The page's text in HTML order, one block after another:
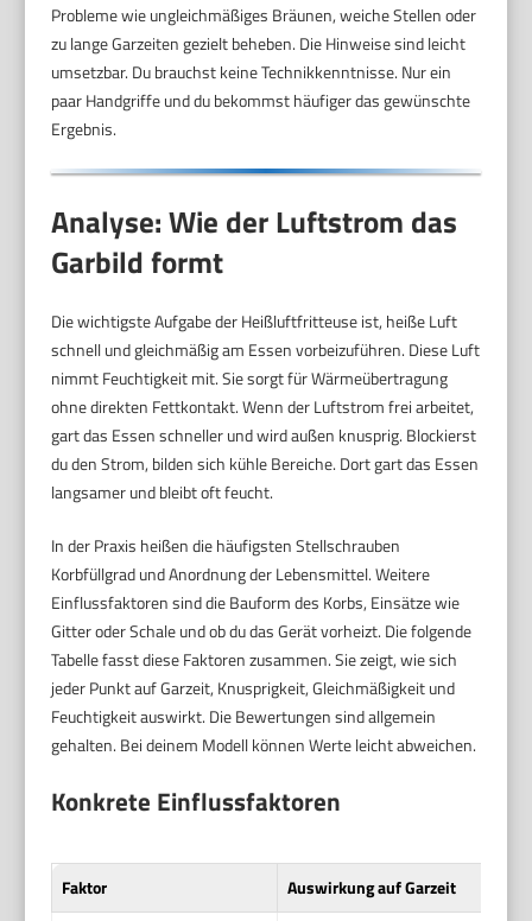
Probleme wie ungleichmäßiges Bräunen, weiche Stellen oder
zu lange Garzeiten gezielt beheben. Die Hinweise sind leicht
umsetzbar. Du brauchst keine Technikkenntnisse. Nur ein
paar Handgriffe und du bekommst häufiger das gewünschte
Ergebnis.
Analyse: Wie der Luftstrom das
Garbild formt
Die wichtigste Aufgabe der Heißluftfritteuse ist, heiße Luft
schnell und gleichmäßig am Essen vorbeizuführen. Diese Luft
nimmt Feuchtigkeit mit. Sie sorgt für Wärmeübertragung
ohne direkten Fettkontakt. Wenn der Luftstrom frei arbeitet,
gart das Essen schneller und wird außen knusprig. Blockierst
du den Strom, bilden sich kühle Bereiche. Dort gart das Essen
langsamer und bleibt oft feucht.
In der Praxis heißen die häufigsten Stellschrauben
Korbfüllgrad und Anordnung der Lebensmittel. Weitere
Einflussfaktoren sind die Bauform des Korbs, Einsätze wie
Gitter oder Schale und ob du das Gerät vorheizt. Die folgende
Tabelle fasst diese Faktoren zusammen. Sie zeigt, wie sich
jeder Punkt auf Garzeit, Knusprigkeit, Gleichmäßigkeit und
Feuchtigkeit auswirkt. Die Bewertungen sind allgemein
gehalten. Bei deinem Modell können Werte leicht abweichen.
Konkrete Einflussfaktoren
Faktor
Auswirkung auf Garzeit